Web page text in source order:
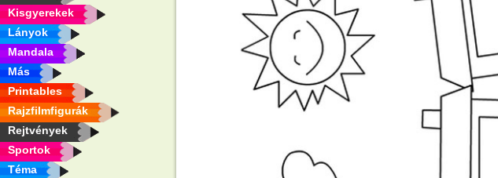
Kisgyerekek
Lányok
Mandala
Más
Printables
Rajzfilmfigurák
Rejtvények
Sportok
Téma